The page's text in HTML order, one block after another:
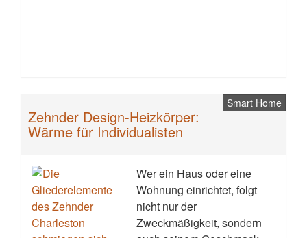
Smart Home
Zehnder Design-Heizkörper:
Wärme für Individualisten
Wer ein Haus oder eine
Wohnung einrichtet, folgt
nicht nur der
Zweckmäßigkeit, sondern